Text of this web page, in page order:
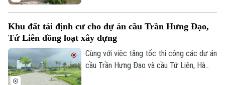
Khu đất tái định cư cho dự án cầu Trần Hưng Đạo,
Tứ Liên đồng loạt xây dựng
Cùng với việc tăng tốc thi công các dự án
cầu Trần Hưng Đạo và cầu Tứ Liên, Hà